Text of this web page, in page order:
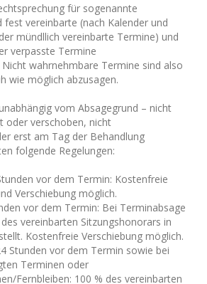
für sogenannte
fest vereinbarte (nach Kalender und
mündllich vereinbarte Termine) und
verpasste Termine
wahrnehmbare Termine sind also
wie möglich abzusagen.
vom Absagegrund – nicht
oder verschoben, nicht
erst am Tag der Behandlung
folgende Regelungen:
vor dem Termin: Kostenfreie
Verschiebung möglich.
vor dem Termin: Bei Terminabsage
vereinbarten Sitzungshonorars in
Kostenfreie Verschiebung möglich.
Stunden vor dem Termin sowie bei
Terminen oder
Fernbleiben: 100 % des vereinbarten